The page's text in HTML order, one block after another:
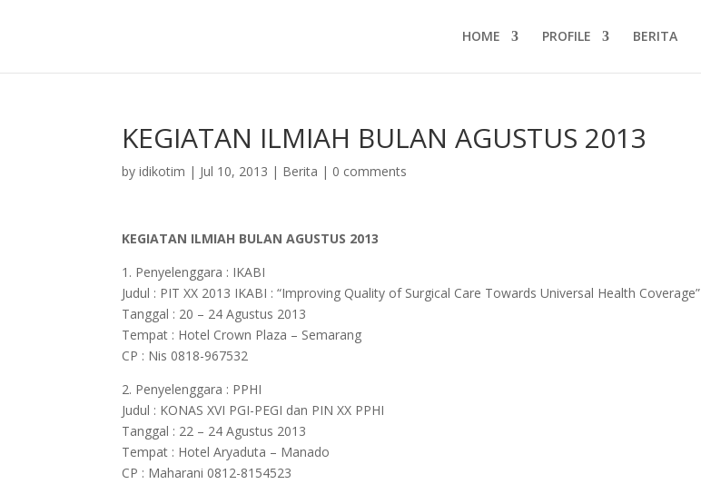
HOME PROFILE BERITA
KEGIATAN ILMIAH BULAN AGUSTUS 2013
byidikotim | Jul 10, 2013 | Berita | 0 comments
KEGIATAN ILMIAH BULAN AGUSTUS 2013
1. Penyelenggara : IKABI
Judul : PIT XX 2013 IKABI : “Improving Quality of Surgical Care Towards Universal Health Coverage”
Tanggal : 20 – 24 Agustus 2013
Tempat : Hotel Crown Plaza – Semarang
CP : Nis 0818-967532
2. Penyelenggara : PPHI
Judul : KONAS XVI PGI-PEGI dan PIN XX PPHI
Tanggal : 22 – 24 Agustus 2013
Tempat : Hotel Aryaduta – Manado
CP : Maharani 0812-8154523